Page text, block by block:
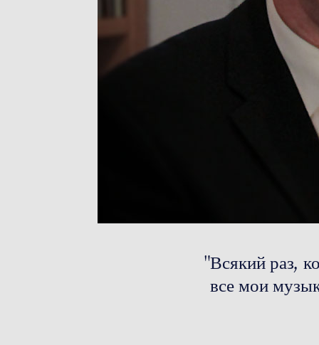
"Всякий раз,
все мои